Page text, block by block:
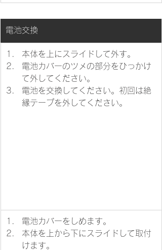
電池交換
​本体を上にスライドして外す。
電池カバーのツメの部分をひっかけ
て外してください。
電池を交換してください。初回は絶
縁テープを外してください。
​電池カバーをしめます。
本体を上から下にスライドして取付
けます。